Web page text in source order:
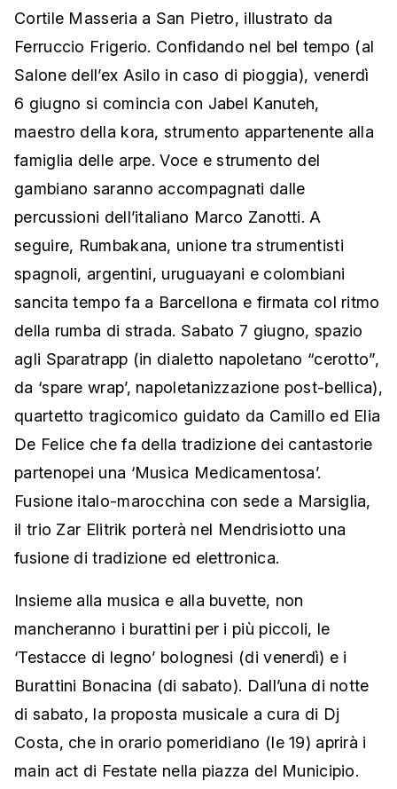
Cortile Masseria a San Pietro, illustrato da
Ferruccio Frigerio. Confidando nel bel tempo (al
Salone dell’ex Asilo in caso di pioggia), venerdì
6 giugno si comincia con Jabel Kanuteh,
maestro della kora, strumento appartenente alla
famiglia delle arpe. Voce e strumento del
gambiano saranno accompagnati dalle
percussioni dell’italiano Marco Zanotti. A
seguire, Rumbakana, unione tra strumentisti
spagnoli, argentini, uruguayani e colombiani
sancita tempo fa a Barcellona e firmata col ritmo
della rumba di strada. Sabato 7 giugno, spazio
agli Sparatrapp (in dialetto napoletano “cerotto”,
da ‘spare wrap’, napoletanizzazione post-bellica),
quartetto tragicomico guidato da Camillo ed Elia
De Felice che fa della tradizione dei cantastorie
partenopei una ‘Musica Medicamentosa’.
Fusione italo-marocchina con sede a Marsiglia,
il trio Zar Elitrik porterà nel Mendrisiotto una
fusione di tradizione ed elettronica.
Insieme alla musica e alla buvette, non
mancheranno i burattini per i più piccoli, le
‘Testacce di legno’ bolognesi (di venerdì) e i
Burattini Bonacina (di sabato). Dall’una di notte
di sabato, la proposta musicale a cura di Dj
Costa, che in orario pomeridiano (le 19) aprirà i
main act di Festate nella piazza del Municipio.